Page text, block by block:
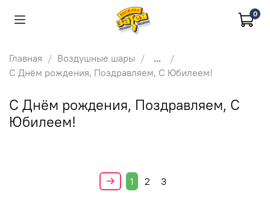
0
Главная Воздушные шары
...
С Днём рождения, Поздравляем, С Юбилеем!
С Днём рождения, Поздравляем, С
Юбилеем!
1 2 3